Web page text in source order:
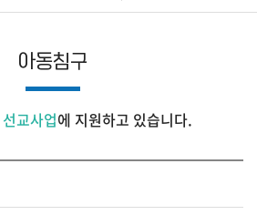
아동침구
선교사업에 지원하고 있습니다.